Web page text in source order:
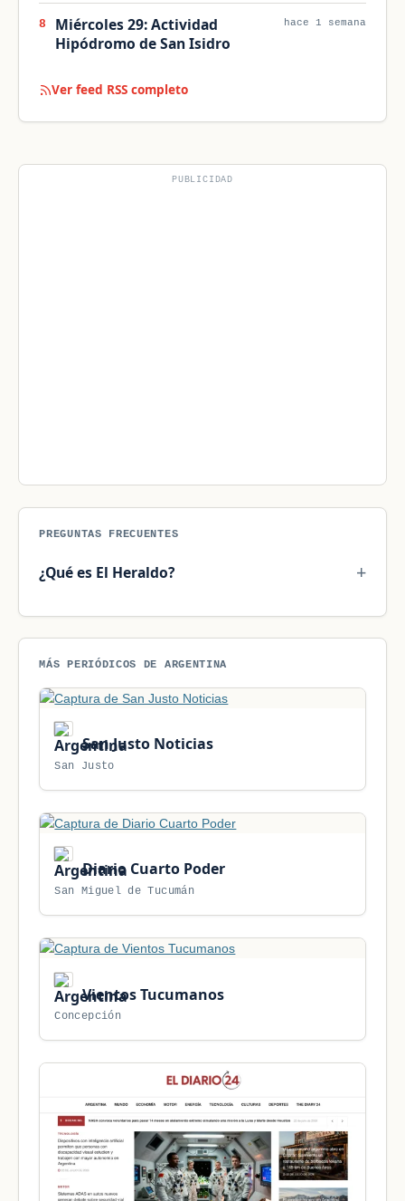
8
Miércoles 29: Actividad
Hipódromo de San Isidro
hace 1 semana
Ver feed RSS completo
PUBLICIDAD
PREGUNTAS FRECUENTES
¿Qué es El Heraldo?
MÁS PERIÓDICOS DE ARGENTINA
San Justo Noticias
San Justo
Diario Cuarto Poder
San Miguel de Tucumán
Vientos Tucumanos
Concepción